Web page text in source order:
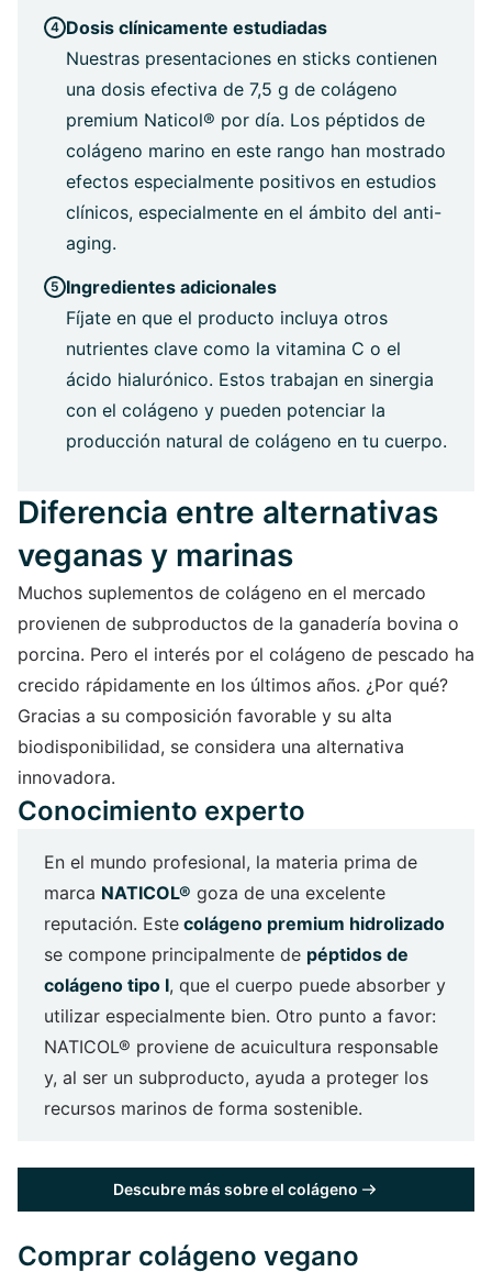
Dosis clínicamente estudiadas
Nuestras presentaciones en sticks contienen
una dosis efectiva de 7,5 g de colágeno
premium Naticol® por día. Los péptidos de
colágeno marino en este rango han mostrado
efectos especialmente positivos en estudios
clínicos, especialmente en el ámbito del anti-
aging.
Ingredientes adicionales
Fíjate en que el producto incluya otros
nutrientes clave como la vitamina C o el
ácido hialurónico. Estos trabajan en sinergia
con el colágeno y pueden potenciar la
producción natural de colágeno en tu cuerpo.
Diferencia entre alternativas
veganas y marinas
Muchos suplementos de colágeno en el mercado
provienen de subproductos de la ganadería bovina o
porcina. Pero el interés por el colágeno de pescado ha
crecido rápidamente en los últimos años. ¿Por qué?
Gracias a su composición favorable y su alta
biodisponibilidad, se considera una alternativa
innovadora.
Conocimiento experto
En el mundo profesional, la materia prima de
marca NATICOL® goza de una excelente
reputación. Este colágeno premium hidrolizado
se compone principalmente de péptidos de
colágeno tipo I, que el cuerpo puede absorber y
utilizar especialmente bien. Otro punto a favor:
NATICOL® proviene de acuicultura responsable
y, al ser un subproducto, ayuda a proteger los
recursos marinos de forma sostenible.
Descubre más sobre el colágeno
Comprar colágeno vegano